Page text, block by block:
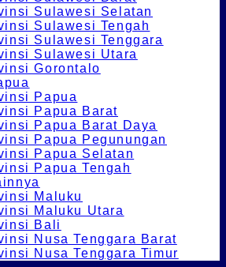
Sulawesi Selatan
Sulawesi Tengah
Sulawesi Tenggara
Sulawesi Utara
Gorontalo
Papua
Papua Barat
Papua Barat Daya
Papua Pegunungan
Papua Selatan
Papua Tengah
Maluku
Maluku Utara
Bali
Nusa Tenggara Barat
Nusa Tenggara Timur